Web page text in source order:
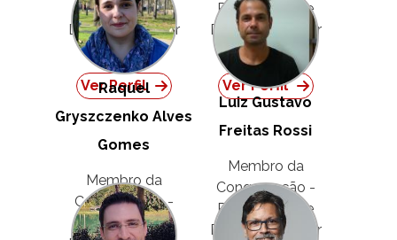
Representante
Docente - Titular
MS-3
Ver Perfil
Representante
Docente - Titular
MS-3
Ver Perfil
Raquel
Gryszczenko Alves
Gomes
Membro da
Congregação -
Representante
Luiz Gustavo
Freitas Rossi
Membro da
Congregação -
Representante
Docente - Titular